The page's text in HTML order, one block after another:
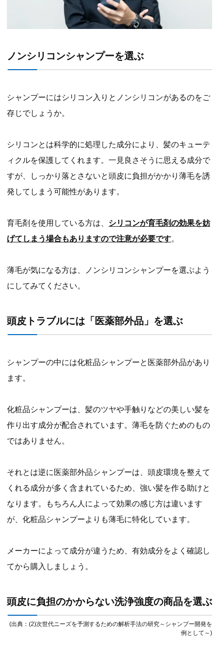
ノンシリコンシャンプーを選ぶ
シャンプーにはシリコン入りとノンシリコンがあるのをご
存じでしょうか。
シリコンとは科学的に処理した成分により、髪のキューテ
ィクルを保護してくれます。一見良さそうに思える成分で
すが、しっかり落とさないと頭皮に負担がかかり薄毛を誘
発してしまう可能性があります。
育毛剤を使用している方は、 シリコンが育毛剤の効果を妨
げてしまう場合もありますので注意が必要です。
薄毛が気になる方は、ノンシリコンシャンプーを選ぶよう
にしてみてください。
頭皮トラブルには「医薬部外品」を選ぶ
シャンプーの中には化粧品シャンプーと医薬部外品があり
ます。
化粧品シャンプーは、髪のツヤや手触りなどの美しい髪を
作り出す成分が配合されています。薄毛を防ぐためのもの
ではありません。
それとは逆に医薬部外品シャンプーは、頭皮環境を整えて
くれる成分が多く含まれているため、強い髪を作る助けと
なります。もちろん人によって効果の感じ方は違います
が、化粧品シャンプーよりも薄毛に特化しています。
メーカーによって成分が違うため、有効成分をよく確認し
てから購入しましょう。
頭皮に負担のかからない洗浄強度の商品を選ぶ
(出典：(2)次世代ニーズを予測するための解析手法の研究～シャンプー開発を
例として～)